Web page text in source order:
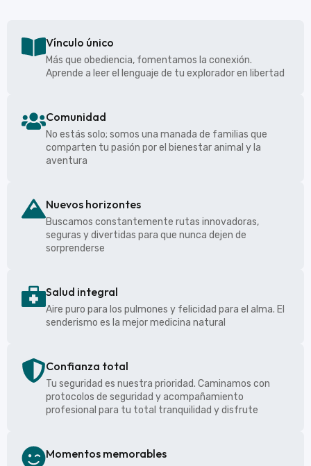
Vínculo único
Más que obediencia, fomentamos la conexión.
Aprende a leer el lenguaje de tu explorador en libertad
Comunidad
No estás solo; somos una manada de familias que
comparten tu pasión por el bienestar animal y la
aventura
Nuevos horizontes
Buscamos constantemente rutas innovadoras,
seguras y divertidas para que nunca dejen de
sorprenderse
Salud integral
Aire puro para los pulmones y felicidad para el alma. El
senderismo es la mejor medicina natural
Confianza total
Tu seguridad es nuestra prioridad. Caminamos con
protocolos de seguridad y acompañamiento
profesional para tu total tranquilidad y disfrute
Momentos memorables